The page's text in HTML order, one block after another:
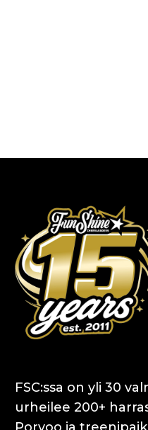
FSC:ssa on yli 30
urheilee 200+